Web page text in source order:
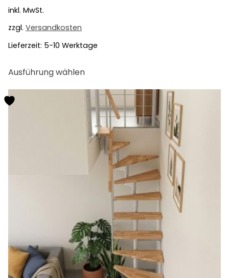
inkl. MwSt.
zzgl. Versandkosten
Lieferzeit: 5-10 Werktage
Ausführung wählenProdukt
weist
mehrere
Varianten
auf.
Die
Optionen
können
gewählt
werden